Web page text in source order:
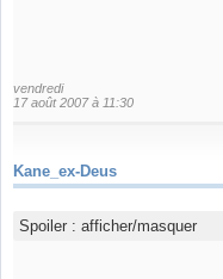
vendredi
17 août 2007 à 11:30
Kane_ex-Deus
Spoiler : afficher/masquer